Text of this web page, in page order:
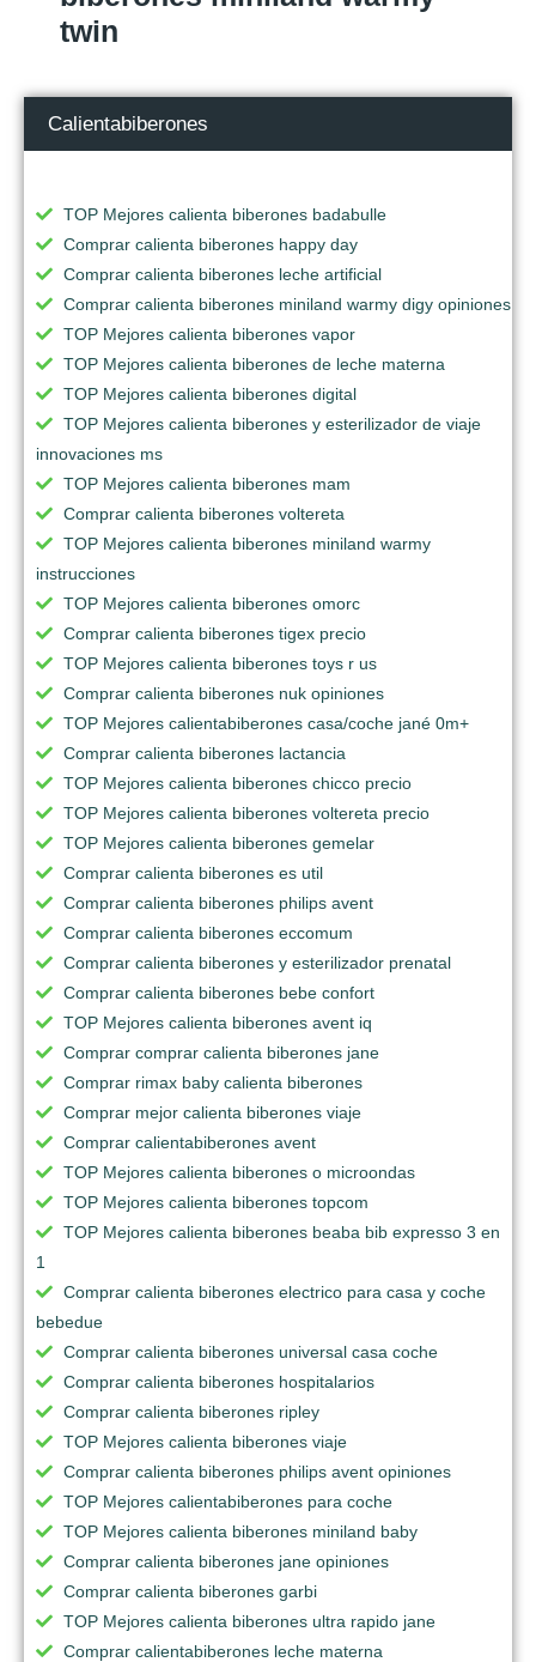
twin
Calientabiberones
TOP Mejores calienta biberones badabulle
Comprar calienta biberones happy day
Comprar calienta biberones leche artificial
Comprar calienta biberones miniland warmy digy opiniones
TOP Mejores calienta biberones vapor
TOP Mejores calienta biberones de leche materna
TOP Mejores calienta biberones digital
TOP Mejores calienta biberones y esterilizador de viaje
innovaciones ms
TOP Mejores calienta biberones mam
Comprar calienta biberones voltereta
TOP Mejores calienta biberones miniland warmy
instrucciones
TOP Mejores calienta biberones omorc
Comprar calienta biberones tigex precio
TOP Mejores calienta biberones toys r us
Comprar calienta biberones nuk opiniones
TOP Mejores calientabiberones casa/coche jané 0m+
Comprar calienta biberones lactancia
TOP Mejores calienta biberones chicco precio
TOP Mejores calienta biberones voltereta precio
TOP Mejores calienta biberones gemelar
Comprar calienta biberones es util
Comprar calienta biberones philips avent
Comprar calienta biberones eccomum
Comprar calienta biberones y esterilizador prenatal
Comprar calienta biberones bebe confort
TOP Mejores calienta biberones avent iq
Comprar comprar calienta biberones jane
Comprar rimax baby calienta biberones
Comprar mejor calienta biberones viaje
Comprar calientabiberones avent
TOP Mejores calienta biberones o microondas
TOP Mejores calienta biberones topcom
TOP Mejores calienta biberones beaba bib expresso 3 en
1
Comprar calienta biberones electrico para casa y coche
bebedue
Comprar calienta biberones universal casa coche
Comprar calienta biberones hospitalarios
Comprar calienta biberones ripley
TOP Mejores calienta biberones viaje
Comprar calienta biberones philips avent opiniones
TOP Mejores calientabiberones para coche
TOP Mejores calienta biberones miniland baby
Comprar calienta biberones jane opiniones
Comprar calienta biberones garbi
TOP Mejores calienta biberones ultra rapido jane
Comprar calientabiberones leche materna